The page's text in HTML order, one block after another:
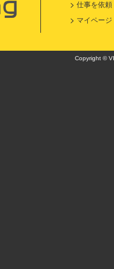
仕事を依頼
マイページ
Copyright ©